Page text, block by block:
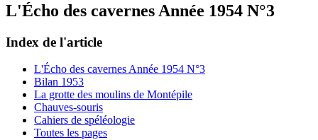
L'Écho des cavernes Année 1954 N°3
Index de l'article
L'Écho des cavernes Année 1954 N°3
Bilan 1953
La grotte des moulins de Montépile
Chauves-souris
Cahiers de spéléologie
Toutes les pages